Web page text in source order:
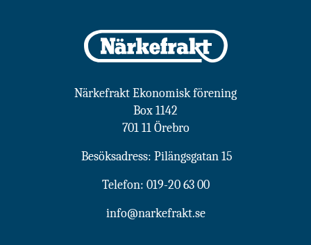
Närkefrakt Ekonomisk förening
Box 1142
701 11 Örebro
Besöksadress: Pilängsgatan 15
Telefon: 019-20 63 00
info@narkefrakt.se